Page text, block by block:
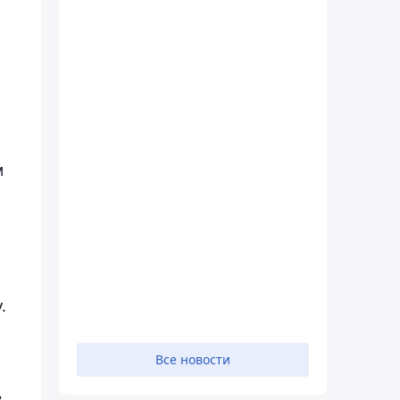
Все новости